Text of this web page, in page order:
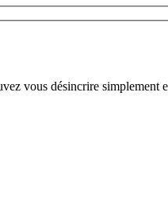
vous désincrire simplement